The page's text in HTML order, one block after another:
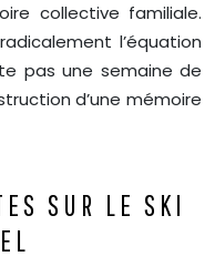
collective familiale.
l’équation
pas une semaine de
d’une mémoire
SUR LE SKI